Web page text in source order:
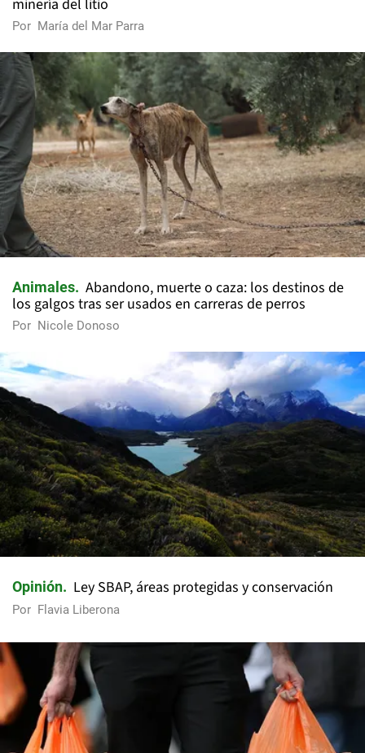
minería del litio
Por María del Mar Parra
Animales
Abandono, muerte o caza: los destinos de
los galgos tras ser usados en carreras de perros
Por Nicole Donoso
Opinión Ley SBAP, áreas protegidas y conservación
Por Flavia Liberona